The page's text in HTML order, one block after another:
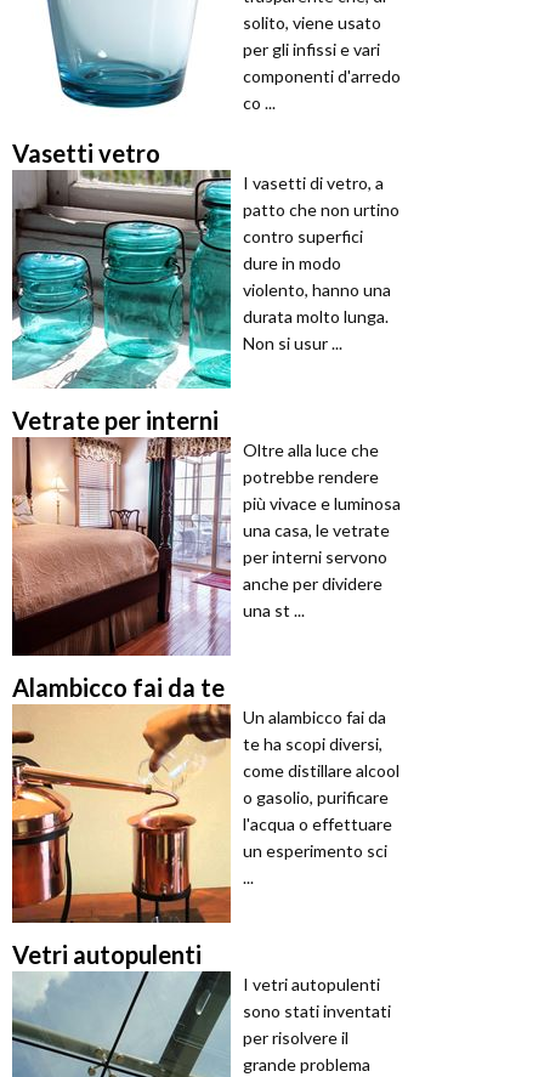
solito, viene usato
per gli infissi e vari
componenti d'arredo
co ...
Vasetti vetro
I vasetti di vetro, a
patto che non urtino
contro superfici
dure in modo
violento, hanno una
durata molto lunga.
Non si usur ...
Vetrate per interni
Oltre alla luce che
potrebbe rendere
più vivace e luminosa
una casa, le vetrate
per interni servono
anche per dividere
una st ...
Alambicco fai da te
Un alambicco fai da
te ha scopi diversi,
come distillare alcool
o gasolio, purificare
l'acqua o effettuare
un esperimento sci
...
Vetri autopulenti
I vetri autopulenti
sono stati inventati
per risolvere il
grande problema